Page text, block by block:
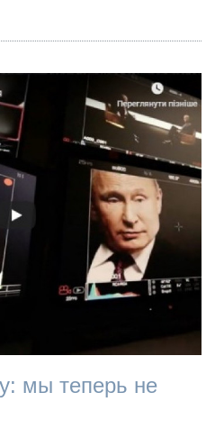
мы теперь не